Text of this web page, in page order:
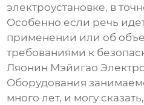
электроустановке, в
Особенно если речь
применении или об
требованиями к
Ляонин Мэйигао
Оборудования
много лет, и могу